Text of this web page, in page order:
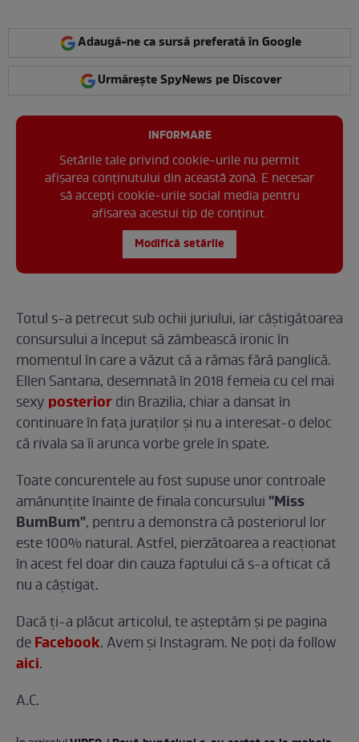
Adaugă-ne ca sursă preferată în Google
Urmărește SpyNews pe Discover
INFORMARE
Setările tale privind cookie-urile nu permit
afișarea conținutului din această zonă. E necesar
să accepți cookie-urile social media pentru
afisarea acestui tip de conținut.
Modifică setările
Totul s-a petrecut sub ochii juriului, iar câștigătoarea
consursului a început să zâmbească ironic în
momentul în care a văzut că a rămas fără panglică.
Ellen Santana, desemnată în 2018 femeia cu cel mai
sexy posteriordin Brazilia, chiar a dansat în
continuare în fața juraților și nu a interesat-o deloc
că rivala sa îi arunca vorbe grele în spate.
Toate concurentele au fost supuse unor controale
amănunțite înainte de finala concursului "Miss
BumBum", pentru a demonstra că posteriorul lor
este 100% natural. Astfel, pierzătoarea a reacționat
în acest fel doar din cauza faptului că s-a ofticat că
nu a câștigat.
Dacă ţi-a plăcut articolul, te așteptăm și pe pagina
deFacebook. Avem și Instagram. Ne poți da follow
aici.
A.C.